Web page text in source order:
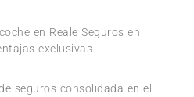
en Reale Seguros en
exclusivas.
seguros consolidada en el